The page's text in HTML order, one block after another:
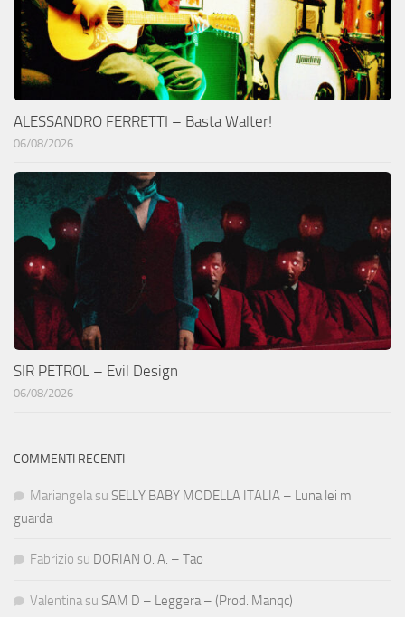
ALESSANDRO FERRETTI – Basta Walter!
06/08/2026
SIR PETROL – Evil Design
06/08/2026
COMMENTI RECENTI
Mariangela su SELLY BABY MODELLA ITALIA – Luna lei mi
guarda
Fabrizio su DORIAN O. A. – Tao
Valentina su SAM D – Leggera – (Prod. Manqc)